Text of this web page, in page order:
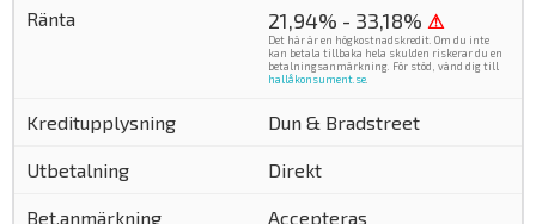
21,94% - 33,18% ⚠
Det här är en högkostnadskredit. Om du inte
kan betala tillbaka hela skulden riskerar du en
betalningsanmärkning. För stöd, vänd dig till
hallåkonsument.se.
Dun & Bradstreet
Direkt
Accepteras